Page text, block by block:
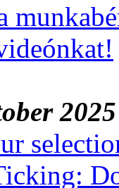
2025